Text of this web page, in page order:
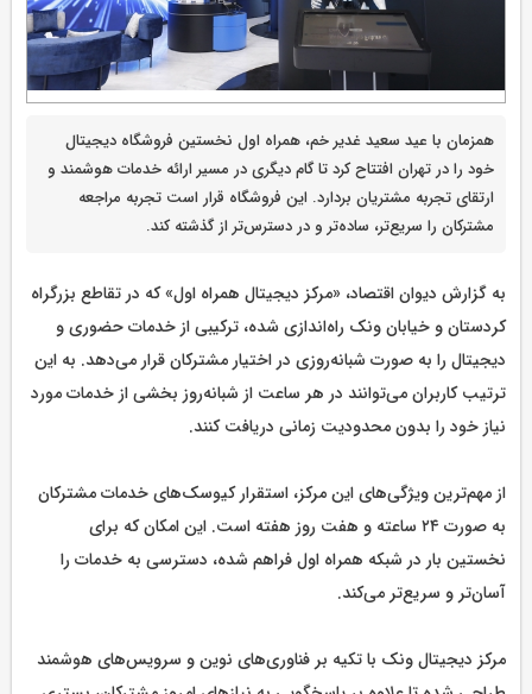
همزمان با عید سعید غدیر خم، همراه اول نخستین فروشگاه دیجیتال
خود را در تهران افتتاح کرد تا گام دیگری در مسیر ارائه خدمات هوشمند و
ارتقای تجربه مشتریان بردارد. این فروشگاه قرار است تجربه مراجعه
مشترکان را سریع‌تر، ساده‌تر و در دسترس‌تر از گذشته کند.
به گزارش دیوان اقتصاد، «مرکز دیجیتال همراه اول» که در تقاطع بزرگراه
کردستان و خیابان ونک راه‌اندازی شده، ترکیبی از خدمات حضوری و
دیجیتال را به صورت شبانه‌روزی در اختیار مشترکان قرار می‌دهد. به این
ترتیب کاربران می‌توانند در هر ساعت از شبانه‌روز بخشی از خدمات مورد
نیاز خود را بدون محدودیت زمانی دریافت کنند.
از مهم‌ترین ویژگی‌های این مرکز، استقرار کیوسک‌های خدمات مشترکان
به صورت ۲۴ ساعته و هفت روز هفته است. این امکان که برای
نخستین بار در شبکه همراه اول فراهم شده، دسترسی به خدمات را
آسان‌تر و سریع‌تر می‌کند.
مرکز دیجیتال ونک با تکیه بر فناوری‌های نوین و سرویس‌های هوشمند